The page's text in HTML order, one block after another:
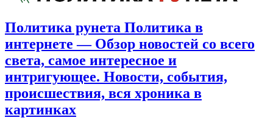
Политика рунета Политика в
интернете — Обзор новостей со всего
света, самое интересное и
интригующее. Новости, события,
происшествия, вся хроника в
картинках